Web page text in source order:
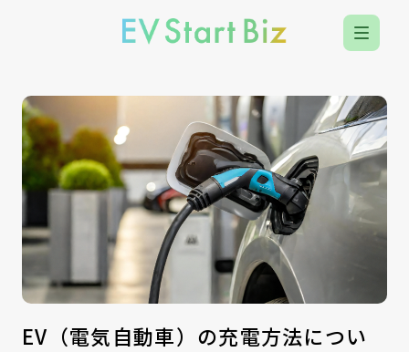
EV（電気自動車）の充電方法につい